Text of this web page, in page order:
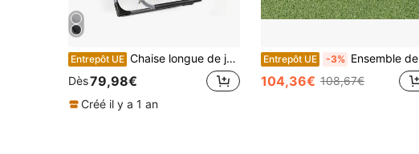
Entrepôt UE Chaise longue de jardin pliable 160 x 89 x 63 cm, capacité de charge 160 kg, coussin d'assise amovible, réglable, coussin de nuque et porte-gobelet
Dès79,98€
Créé il y a 1 an
Entrepôt UE -3% Ensemble de meubles de jardin 3 pièces, avec chaises en rotin, table en verre et coussins pour porche, balcon, jardin, piscine, marron et beige
104,36€ 108,67€